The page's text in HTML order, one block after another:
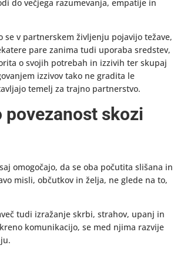
do večjega razumevanja, empatije in
se v partnerskem življenju pojavijo težave,
pare zanima tudi uporaba sredstev,
o svojih potrebah in izzivih ter skupaj
izzivov tako ne gradita le
temelj za trajno partnerstvo.
skozi
omogočajo, da se oba počutita slišana in
misli, občutkov in želja, ne glede na to,
tudi izražanje skrbi, strahov, upanj in
komunikacijo, se med njima razvije